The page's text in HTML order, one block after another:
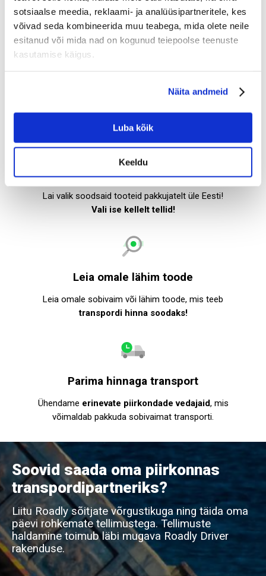
sotsiaalse meedia, reklaami- ja analüüsipartneritele, kes
võivad seda kombineerida muu teabega, mida olete neile
esitanud või mida nad on kogunud teiepoolse teenuste
kasutamise käigus.
Näita andmeid
Luba kõik
Keeldu
Telli
Soodsad tooted
Lai valik soodsaid tooteid pakkujatelt üle Eesti!
Vali ise kellelt tellid!
Leia omale lähim toode
Leia omale sobivaim või lähim toode, mis teeb
transpordi hinna soodaks!
Parima hinnaga transport
Ühendame erinevate piirkondade vedajaid, mis
võimaldab pakkuda sobivaimat transporti.
Soovid saada oma piirkonnas
transpordipartneriks?
Liitu Roadly sõitjate võrgustikuga ning täida oma
päevi rohkemate tellimustega. Tellimuste
haldamine toimub läbi mugava Roadly Driver
rakenduse.